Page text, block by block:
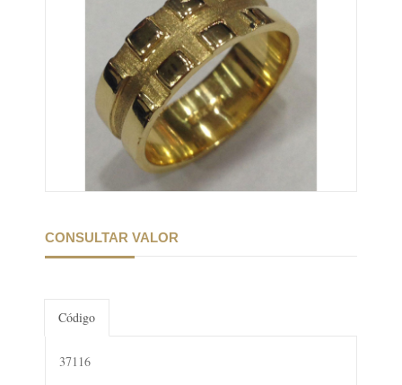
CONSULTAR VALOR
Código
37116